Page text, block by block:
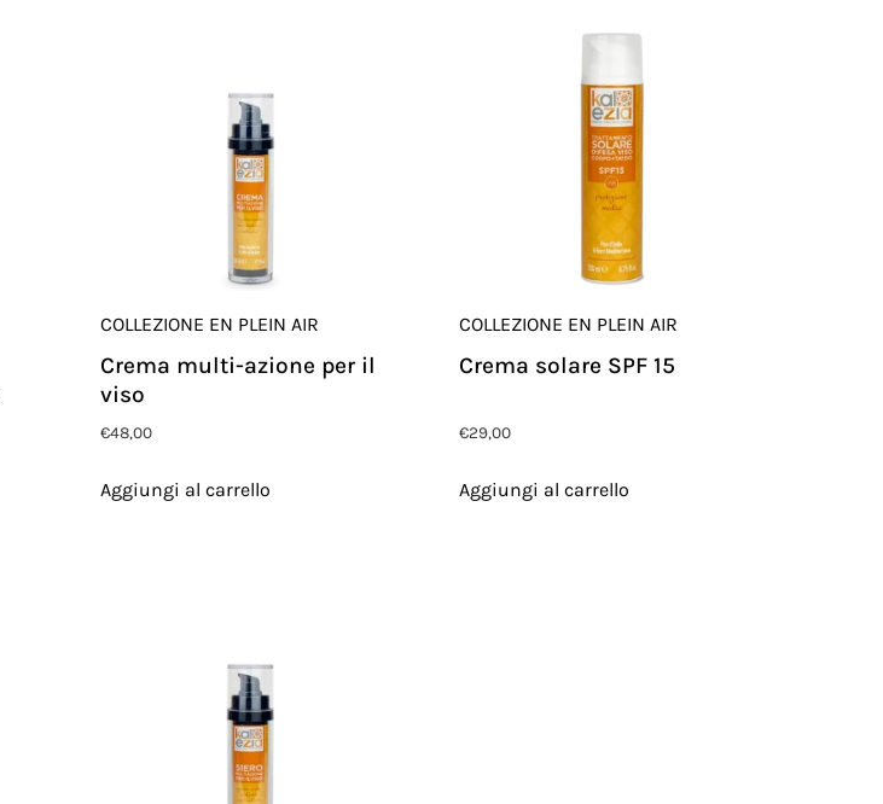
COLLEZIONE EN PLEIN AIR
Crema multi-azione per il
viso
€48,00
Aggiungi al carrello
COLLEZIONE EN PLEIN AIR
Crema solare SPF 15
€29,00
Aggiungi al carrello